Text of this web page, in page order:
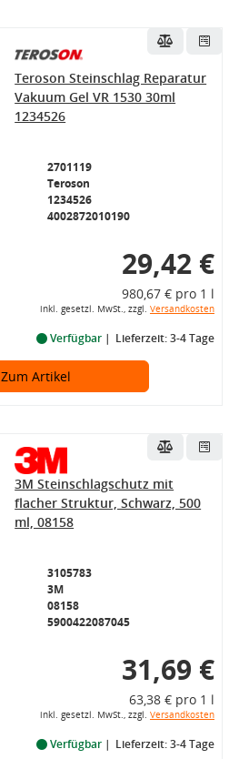
Teroson Steinschlag Reparatur
Vakuum Gel VR 1530 30ml
1234526
2701119
Teroson
1234526
4002872010190
29,42 €
980,67 € pro 1 l
inkl. gesetzl. MwSt., zzgl. Versandkosten
Verfügbar Lieferzeit: 3-4 Tage
Zum Artikel
3M Steinschlagschutz mit
flacher Struktur, Schwarz, 500
ml, 08158
3105783
3M
08158
5900422087045
31,69 €
63,38 € pro 1 l
inkl. gesetzl. MwSt., zzgl. Versandkosten
Verfügbar Lieferzeit: 3-4 Tage